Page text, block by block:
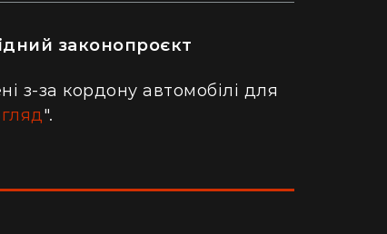
законопроєкт
з-за кордону автомобілі для
".